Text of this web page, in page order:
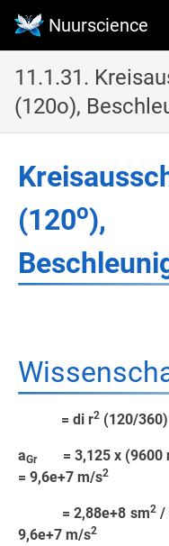
Nuurscience
11.1.31.
(120o),
(120o),
= di r2
aGr= 3,125 x (9600
= 9,6e+7 m/s2
= 2,88e+8 sm2
9,6e+7 m/s2